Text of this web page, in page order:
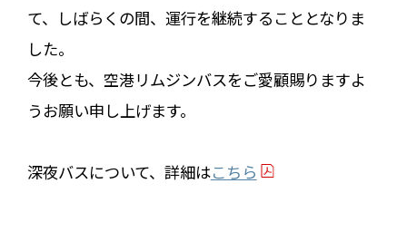
て、しばらくの間、運行を継続することとなりま
した。
今後とも、空港リムジンバスをご愛顧賜りますよ
うお願い申し上げます。
深夜バスについて、詳細はこちら